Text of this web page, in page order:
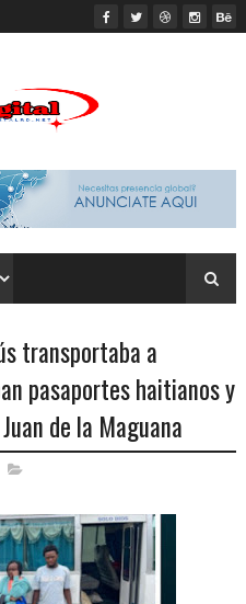
transportaba a
pasaportes haitianos y
de la Maguana